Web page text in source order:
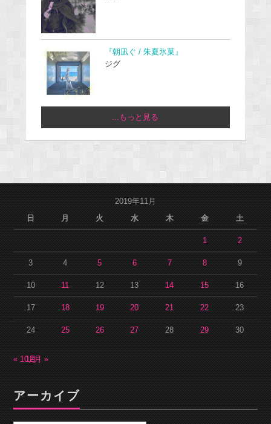
『朝凪ぐ / 朱夏氷菓』
ジグ
...もっと見る
2019年11月
日
月 火 水 木 金 土
1 2
3 4 5 6 7 8 9
10 11 12 13 14 15 16
17 18 19 20 21 22 23
24 25 26 27 28 29 30
« 10月12月 »
アーカイブ